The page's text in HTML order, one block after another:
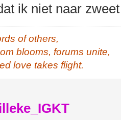
ik niet naar
of others,
blooms, forums unite,
love takes flight.